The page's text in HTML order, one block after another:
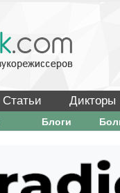
Статьи Дикторы
Блоги